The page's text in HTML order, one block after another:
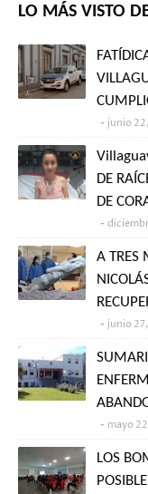
LO MÁS VISTO
junio
DE
DE
A TRES
junio
mayo
LOS